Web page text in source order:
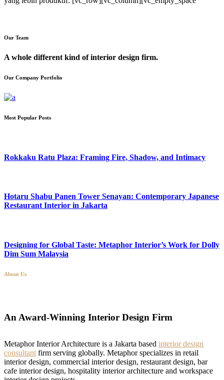
Our Team
A whole different kind of interior design firm.
Our Company Portfolio
Most Popular Posts
Rokkaku Ratu Plaza: Framing Fire, Shadow, and Intimacy
Hotaru Shabu Panen Tower Senayan: Contemporary Japanese
Restaurant Interior in Jakarta
Designing for Global Taste: Metaphor Interior’s Work for Dolly
Dim Sum Malaysia
About Us
An Award-Winning Interior Design Firm
Metaphor Interior Architecture is a Jakarta based interior design
consultant firm serving globally. Metaphor specializes in retail
interior design, commercial interior design, restaurant design, bar
cafe interior design, hospitality interior architecture and workspace